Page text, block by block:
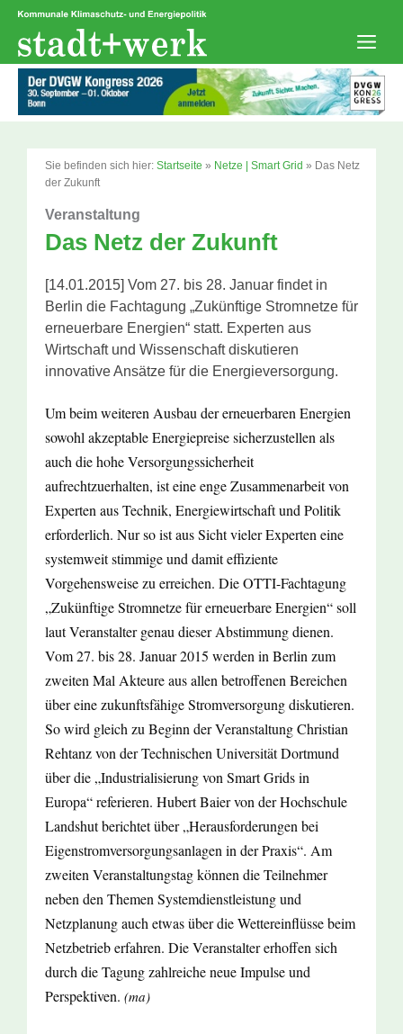
Zum
springen
Sie befinden sich hier: Startseite » Netze | Smart Grid » Das Netz
der Zukunft
Veranstaltung
Das Netz der Zukunft
[14.01.2015] Vom 27. bis 28. Januar findet in
Berlin die Fachtagung „Zukünftige Stromnetze für
erneuerbare Energien“ statt. Experten aus
Wirtschaft und Wissenschaft diskutieren
innovative Ansätze für die Energieversorgung.
Um beim weiteren Ausbau der erneuerbaren Energien
sowohl akzeptable Energiepreise sicherzustellen als
auch die hohe Versorgungssicherheit
aufrechtzuerhalten, ist eine enge Zusammenarbeit von
Experten aus Technik, Energiewirtschaft und Politik
erforderlich. Nur so ist aus Sicht vieler Experten eine
systemweit stimmige und damit effiziente
Vorgehensweise zu erreichen. Die OTTI-Fachtagung
„Zukünftige Stromnetze für erneuerbare Energien“ soll
laut Veranstalter genau dieser Abstimmung dienen.
Vom 27. bis 28. Januar 2015 werden in Berlin zum
zweiten Mal Akteure aus allen betroffenen Bereichen
über eine zukunftsfähige Stromversorgung diskutieren.
So wird gleich zu Beginn der Veranstaltung Christian
Rehtanz von der Technischen Universität Dortmund
über die „Industrialisierung von Smart Grids in
Europa“ referieren. Hubert Baier von der Hochschule
Landshut berichtet über „Herausforderungen bei
Eigenstromversorgungsanlagen in der Praxis“. Am
zweiten Veranstaltungstag können die Teilnehmer
neben den Themen Systemdienstleistung und
Netzplanung auch etwas über die Wettereinflüsse beim
Netzbetrieb erfahren. Die Veranstalter erhoffen sich
durch die Tagung zahlreiche neue Impulse und
Perspektiven. (ma)